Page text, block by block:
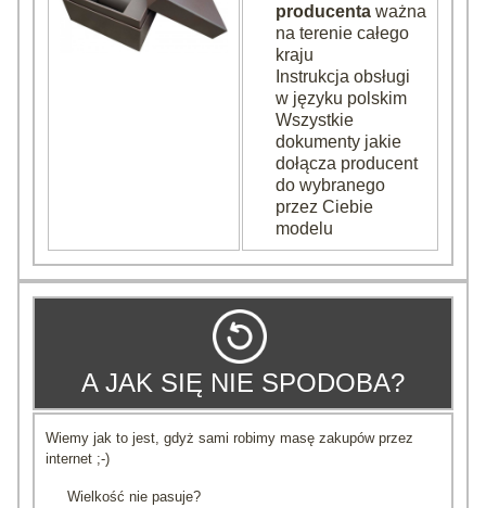
producenta ważna
na terenie całego
kraju
Instrukcja obsługi
w języku polskim
Wszystkie
dokumenty jakie
dołącza producent
do wybranego
przez Ciebie
modelu
A JAK SIĘ NIE SPODOBA?
Wiemy jak to jest, gdyż sami robimy masę zakupów przez
internet ;-)
Wielkość nie pasuje?